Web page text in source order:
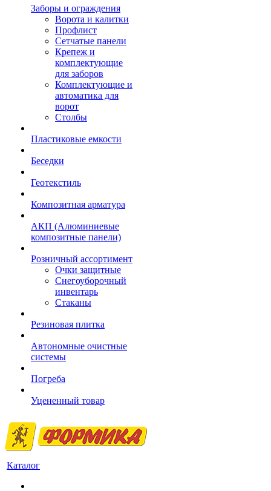
Заборы и ограждения
Ворота и калитки
Профлист
Сетчатые панели
Крепеж и
комплектующие
для заборов
Комплектующие и
автоматика для
ворот
Столбы
Пластиковые емкости
Беседки
Геотекстиль
Композитная арматура
АКП (Алюминиевые
композитные панели)
Розничный ассортимент
Очки защитные
Снегоуборочный
инвентарь
Стаканы
Резиновая плитка
Автономные очистные
системы
Погреба
Уцененный товар
Каталог